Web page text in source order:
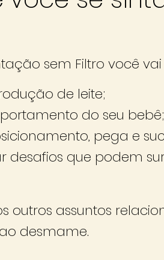
sem Filtro você
de leite;
do seu bebê;
pega e
desafios que podem
outros assuntos
desmame.